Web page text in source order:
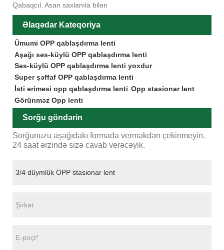
Qabaqcıl, Asan saxlanıla bilən
Əlaqədar Kateqoriya
Ümumi OPP qablaşdırma lenti
Aşağı səs-küylü OPP qablaşdırma lenti
Səs-küylü OPP qablaşdırma lenti yoxdur
Super şəffaf OPP qablaşdırma lenti
İsti əriməsi opp qablaşdırma lenti Opp stasionar lent
Görünməz Opp lenti
Sorğu göndərin
Sorğunuzu aşağıdakı formada verməkdən çekinmeyin.
24 saat ərzində sizə cavab verəcəyik.